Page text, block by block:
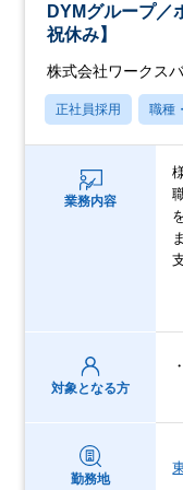
DYMグループ／
祝休み】
株式会社ワークス
正社員採用 職種
業務内容
対象となる方
勤務地